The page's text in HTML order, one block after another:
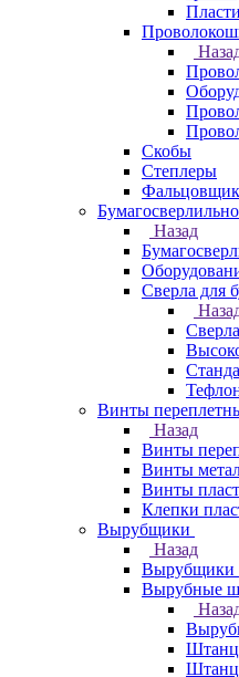
Скобы
Степлеры
Назад
Сверла для
Винты
Назад
Винты
Винты
Винты
Клепки
Вырубщики
Назад
Вырубщики
Вырубные